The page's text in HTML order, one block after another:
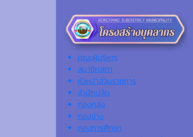
คณะผู้บริหาร
สมาชิกสภา
หัวหน้าส่วนราชการ
สำนักปลัด
กองคลัง
กองช่าง
กองการศึกษา